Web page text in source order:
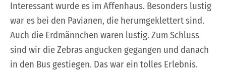
Interessant wurde es im Affenhaus. Besonders lustig
war es bei den Pavianen, die herumgeklettert sind.
Auch die Erdmännchen waren lustig. Zum Schluss
sind wir die Zebras angucken gegangen und danach
in den Bus gestiegen. Das war ein tolles Erlebnis.